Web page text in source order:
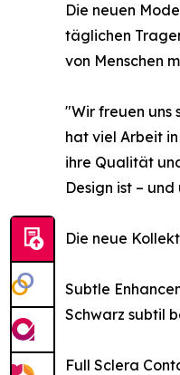
Die neuen
täglichen
von Menschen
"Wir freuen uns
hat viel Arbeit
ihre Qualität
Design ist –
Die neue
Subtle
Schwarz subtil
Full Sclera